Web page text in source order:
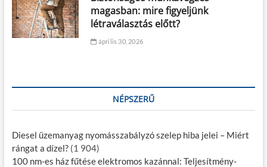
magasban: mire figyeljünk
létraválasztás előtt?
április 30, 2026
NÉPSZERŰ
Diesel üzemanyag nyomásszabályzó szelep hiba jelei – Miért
rángat a dízel? (1 904)
100 nm-es ház fűtése elektromos kazánnal: Teljesítmény-